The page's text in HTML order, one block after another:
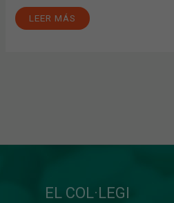
LEER MÁS
EL COL·LEGI